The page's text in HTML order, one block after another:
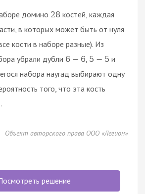
домино 28 костей, каждая
в которых может быть от нуля
кости в наборе разные). Из
убрали дубли 6 − 6 5 − 5 и
набора наугад выбирают одну
того, что эта кость
Объект авторского права ООО «Легион»
решение